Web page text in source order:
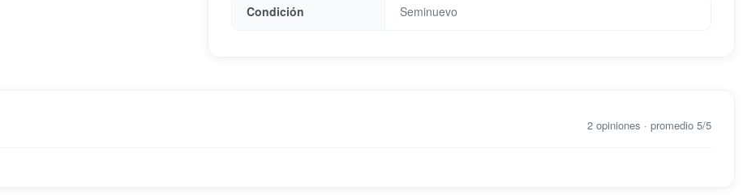
Condición Seminuevo
2 opiniones · promedio 5/5